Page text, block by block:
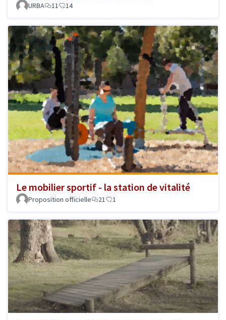
URBA 11 14
Le mobilier sportif - la station de vitalité
Proposition officielle 21 1